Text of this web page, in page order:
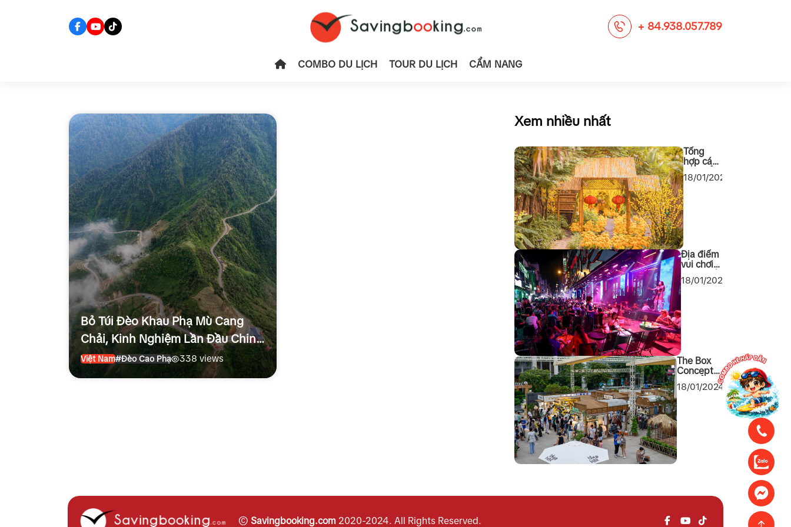
+ 84.938.057.789
COMBO DU LỊCH TOUR DU LỊCH CẨM NANG
Bỏ Túi Đèo Khau Phạ Mù Cang
Chải, Kinh Nghiệm Lần Đầu Chinh
Phục Cho Người Mới
Việt Nam#Đèo Cao Phạ 338 views
Xem nhiều nhất
Tổng
hợp các
chụp
18/01/2024
Địa điểm
vui chơi
đêm tại
18/01/2024
The Box
Concept
khu tổ hợp
mua sắm
cuối tuần
mới toanh
tại Quận 1
Sài Gòn
18/01/2024
© Savingbooking.com2020-2024. All Rights Reserved.